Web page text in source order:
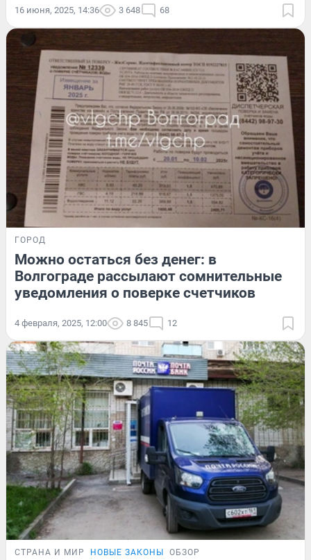
16 июня, 2025, 14:36 3 648 68
ГОРОД
Можно остаться без денег: в
Волгограде рассылают сомнительные
уведомления о поверке счетчиков
4 февраля, 2025, 12:00 8 845 12
СТРАНА И МИР НОВЫЕ ЗАКОНЫ ОБЗОР